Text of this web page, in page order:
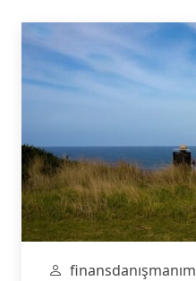
finansdanışmanım